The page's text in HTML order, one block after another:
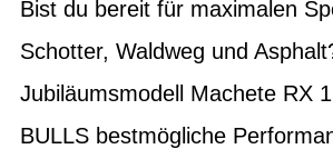
Bist du bereit für maximalen
Schotter, Waldweg und
Jubiläumsmodell Machete RX
BULLS bestmögliche